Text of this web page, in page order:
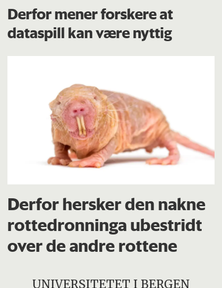
Derfor mener forskere at
dataspill kan være nyttig
Derfor hersker den nakne
rottedronninga ubestridt
over de andre rottene
UNIVERSITETET I BERGEN